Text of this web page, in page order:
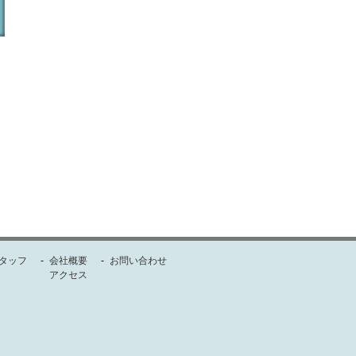
ッフ - 会社概要
アクセス
- お問い合わせ